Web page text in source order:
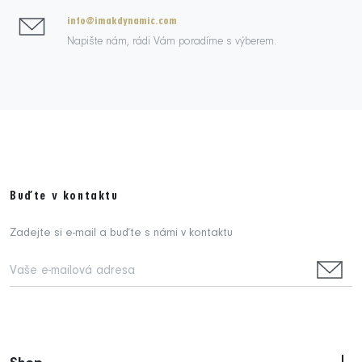
info@imakdynamic.com
Napište nám, rádi Vám poradíme s výberem.
Buďte v kontaktu
Zadejte si e-mail a buďte s námi v kontaktu